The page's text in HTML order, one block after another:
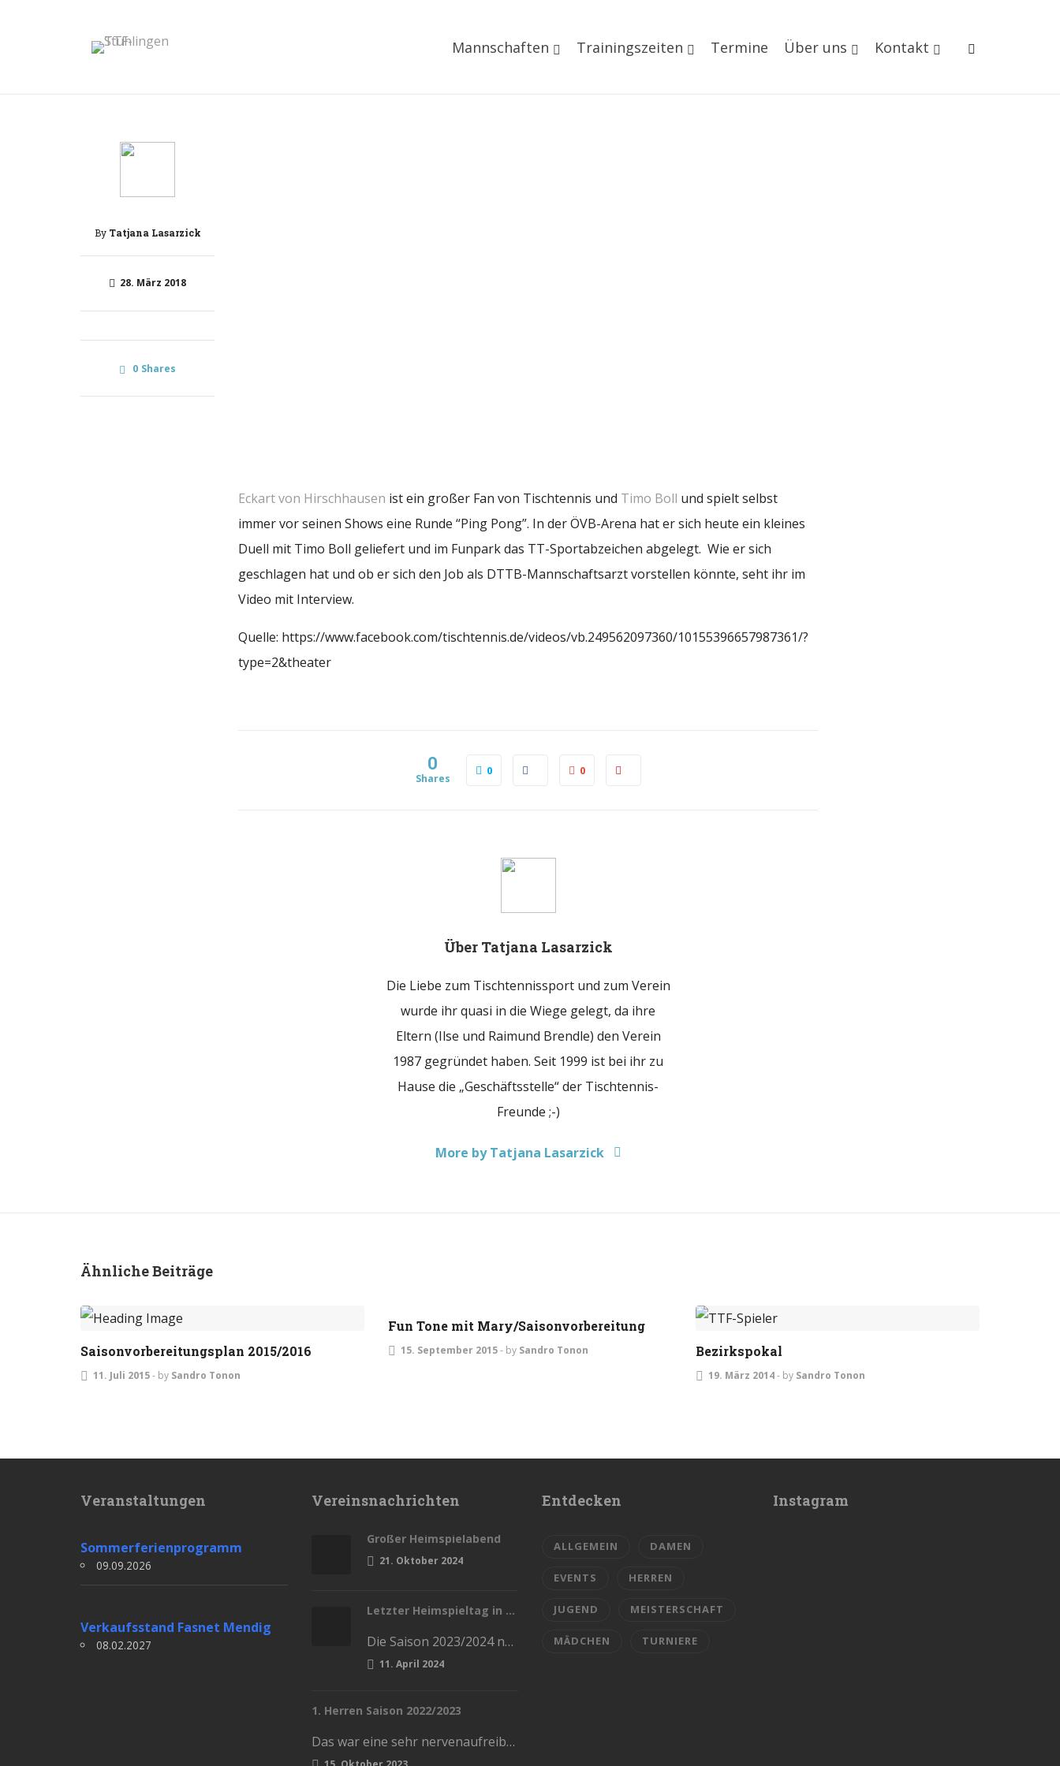
Mannschaften Trainingszeiten Termine Über uns Kontakt
By Tatjana Lasarzick
28. März 2018
0 Shares
Eckart von Hirschhausen ist ein großer Fan von Tischtennis und Timo Boll und spielt selbst
immer vor seinen Shows eine Runde “Ping Pong”. In der ÖVB-Arena hat er sich heute ein kleines
Duell mit Timo Boll geliefert und im Funpark das TT-Sportabzeichen abgelegt. Wie er sich
geschlagen hat und ob er sich den Job als DTTB-Mannschaftsarzt vorstellen könnte, seht ihr im
Video mit Interview.
Quelle: https://www.facebook.com/tischtennis.de/videos/vb.249562097360/10155396657987361/?
type=2&theater
0
Shares
0 0
Über Tatjana Lasarzick
Die Liebe zum Tischtennissport und zum Verein
wurde ihr quasi in die Wiege gelegt, da ihre
Eltern (Ilse und Raimund Brendle) den Verein
1987 gegründet haben. Seit 1999 ist bei ihr zu
Hause die „Geschäftsstelle“ der Tischtennis-
Freunde ;-)
More by Tatjana Lasarzick
Ähnliche Beiträge
Saisonvorbereitungsplan 2015/2016
11. Juli 2015- by Sandro Tonon
Fun Tone mit Mary/Saisonvorbereitung
15. September 2015- by Sandro Tonon Bezirkspokal
19. März 2014- by Sandro Tonon
Veranstaltungen
Sommerferienprogramm
09.09.2026
Verkaufsstand Fasnet Mendig
08.02.2027
Vereinsnachrichten
Großer Heimspielabend
21. Oktober 2024
Letzter Heimspieltag in dieser Saison
Die Saison 2023/2024 naht sich dem Ende. Diesen Samstag haben wir die letzten Heimspiele in der Stadthalle. Kommt und lasst…
11. April 2024
1. Herren Saison 2022/2023
Das war eine sehr nervenaufreiben und kräftezerrende Saison. Mit einem Ende, womit wir nicht gerechnet hatten. Die Vorrunde schlossen wir…
Entdecken
ALLGEMEIN DAMEN
EVENTS HERREN
JUGEND MEISTERSCHAFT
MÄDCHEN TURNIERE
Instagram